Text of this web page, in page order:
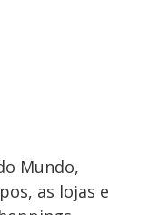
Mundo,
as lojas e